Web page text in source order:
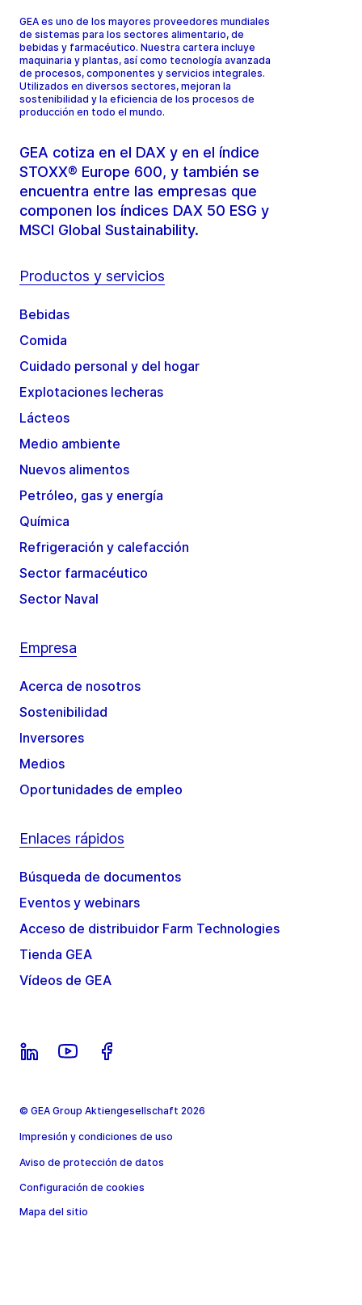
GEA es uno de los mayores proveedores mundiales
de sistemas para los sectores alimentario, de
bebidas y farmacéutico. Nuestra cartera incluye
maquinaria y plantas, así como tecnología avanzada
de procesos, componentes y servicios integrales.
Utilizados en diversos sectores, mejoran la
sostenibilidad y la eficiencia de los procesos de
producción en todo el mundo.
GEA cotiza en el DAX y en el índice
STOXX® Europe 600, y también se
encuentra entre las empresas que
componen los índices DAX 50 ESG y
MSCI Global Sustainability.
Productos y servicios
Bebidas
Comida
Cuidado personal y del hogar
Explotaciones lecheras
Lácteos
Medio ambiente
Nuevos alimentos
Petróleo, gas y energía
Química
Refrigeración y calefacción
Sector farmacéutico
Sector Naval
Empresa
Acerca de nosotros
Sostenibilidad
Inversores
Medios
Oportunidades de empleo
Enlaces rápidos
Búsqueda de documentos
Eventos y webinars
Acceso de distribuidor Farm Technologies
Tienda GEA
Vídeos de GEA
© GEA Group Aktiengesellschaft 2026
Impresión y condiciones de uso
Aviso de protección de datos
Configuración de cookies
Mapa del sitio